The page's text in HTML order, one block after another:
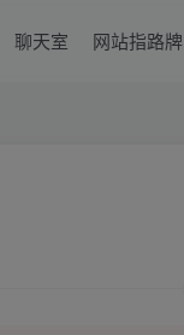
聊天室 网站指路牌